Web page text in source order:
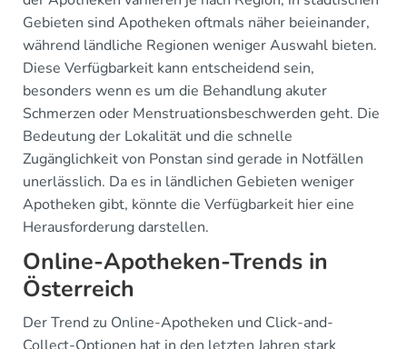
Gebieten sind Apotheken oftmals näher beieinander,
während ländliche Regionen weniger Auswahl bieten.
Diese Verfügbarkeit kann entscheidend sein,
besonders wenn es um die Behandlung akuter
Schmerzen oder Menstruationsbeschwerden geht. Die
Bedeutung der Lokalität und die schnelle
Zugänglichkeit von Ponstan sind gerade in Notfällen
unerlässlich. Da es in ländlichen Gebieten weniger
Apotheken gibt, könnte die Verfügbarkeit hier eine
Herausforderung darstellen.
Online-Apotheken-Trends in
Österreich
Der Trend zu Online-Apotheken und Click-and-